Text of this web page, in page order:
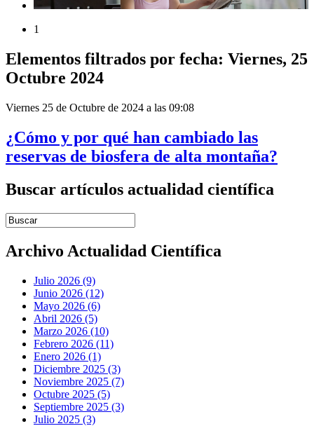
1
Elementos filtrados por fecha: Viernes, 25
Octubre 2024
Viernes 25 de Octubre de 2024 a las 09:08
¿Cómo y por qué han cambiado las
reservas de biosfera de alta montaña?
Buscar artículos actualidad científica
Introduce términos de búsqueda
Archivo Actualidad Científica
Julio 2026 (9)
Junio 2026 (12)
Mayo 2026 (6)
Abril 2026 (5)
Marzo 2026 (10)
Febrero 2026 (11)
Enero 2026 (1)
Diciembre 2025 (3)
Noviembre 2025 (7)
Octubre 2025 (5)
Septiembre 2025 (3)
Julio 2025 (3)